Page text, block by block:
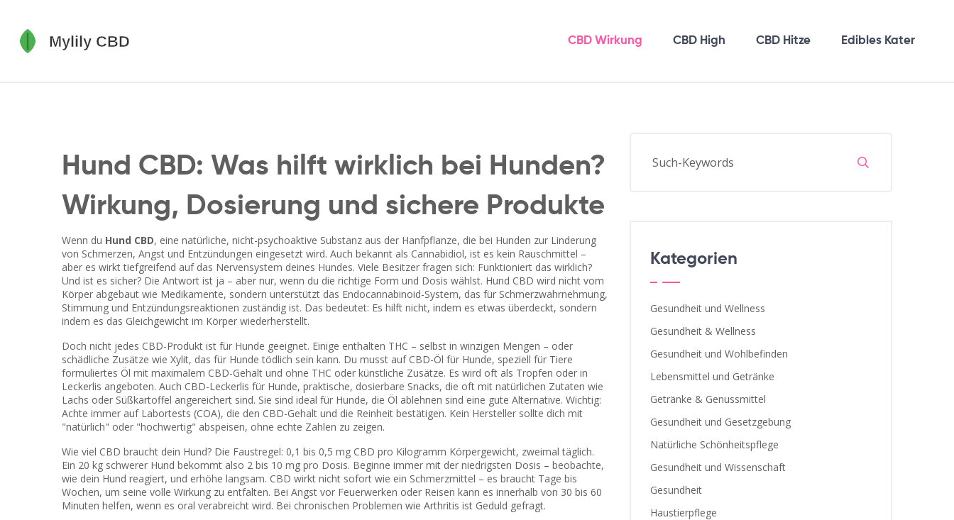
CBD Wirkung CBD High CBD Hitze Edibles Kater
Hund CBD: Was hilft wirklich bei Hunden?
Wirkung, Dosierung und sichere Produkte
Wenn du Hund CBD, eine natürliche, nicht-psychoaktive Substanz aus der Hanfpflanze, die bei Hunden zur Linderung
von Schmerzen, Angst und Entzündungen eingesetzt wird. Auch bekannt als Cannabidiol, ist es kein Rauschmittel –
aber es wirkt tiefgreifend auf das Nervensystem deines Hundes. Viele Besitzer fragen sich: Funktioniert das wirklich?
Und ist es sicher? Die Antwort ist ja – aber nur, wenn du die richtige Form und Dosis wählst. Hund CBD wird nicht vom
Körper abgebaut wie Medikamente, sondern unterstützt das Endocannabinoid-System, das für Schmerzwahrnehmung,
Stimmung und Entzündungsreaktionen zuständig ist. Das bedeutet: Es hilft nicht, indem es etwas überdeckt, sondern
indem es das Gleichgewicht im Körper wiederherstellt.
Doch nicht jedes CBD-Produkt ist für Hunde geeignet. Einige enthalten THC – selbst in winzigen Mengen – oder
schädliche Zusätze wie Xylit, das für Hunde tödlich sein kann. Du musst auf CBD-Öl für Hunde, speziell für Tiere
formuliertes Öl mit maximalem CBD-Gehalt und ohne THC oder künstliche Zusätze. Es wird oft als Tropfen oder in
Leckerlis angeboten. Auch CBD-Leckerlis für Hunde, praktische, dosierbare Snacks, die oft mit natürlichen Zutaten wie
Lachs oder Süßkartoffel angereichert sind. Sie sind ideal für Hunde, die Öl ablehnen sind eine gute Alternative. Wichtig:
Achte immer auf Labortests (COA), die den CBD-Gehalt und die Reinheit bestätigen. Kein Hersteller sollte dich mit
"natürlich" oder "hochwertig" abspeisen, ohne echte Zahlen zu zeigen.
Wie viel CBD braucht dein Hund? Die Faustregel: 0,1 bis 0,5 mg CBD pro Kilogramm Körpergewicht, zweimal täglich.
Ein 20 kg schwerer Hund bekommt also 2 bis 10 mg pro Dosis. Beginne immer mit der niedrigsten Dosis – beobachte,
wie dein Hund reagiert, und erhöhe langsam. CBD wirkt nicht sofort wie ein Schmerzmittel – es braucht Tage bis
Wochen, um seine volle Wirkung zu entfalten. Bei Angst vor Feuerwerken oder Reisen kann es innerhalb von 30 bis 60
Minuten helfen, wenn es oral verabreicht wird. Bei chronischen Problemen wie Arthritis ist Geduld gefragt.
Kategorien
Gesundheit und Wellness
Gesundheit & Wellness
Gesundheit und Wohlbefinden
Lebensmittel und Getränke
Getränke & Genussmittel
Gesundheit und Gesetzgebung
Natürliche Schönheitspflege
Gesundheit und Wissenschaft
Gesundheit
Haustierpflege